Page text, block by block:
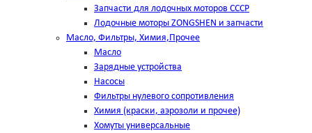
Запчасти для лодочных моторов СССР
Лодочные моторы ZONGSHEN и запчасти
Масло, Фильтры, Химия,Прочее
Масло
Зарядные устройства
Насосы
Фильтры нулевого сопротивления
Химия (краски, аэрозоли и прочее)
Хомуты универсальные